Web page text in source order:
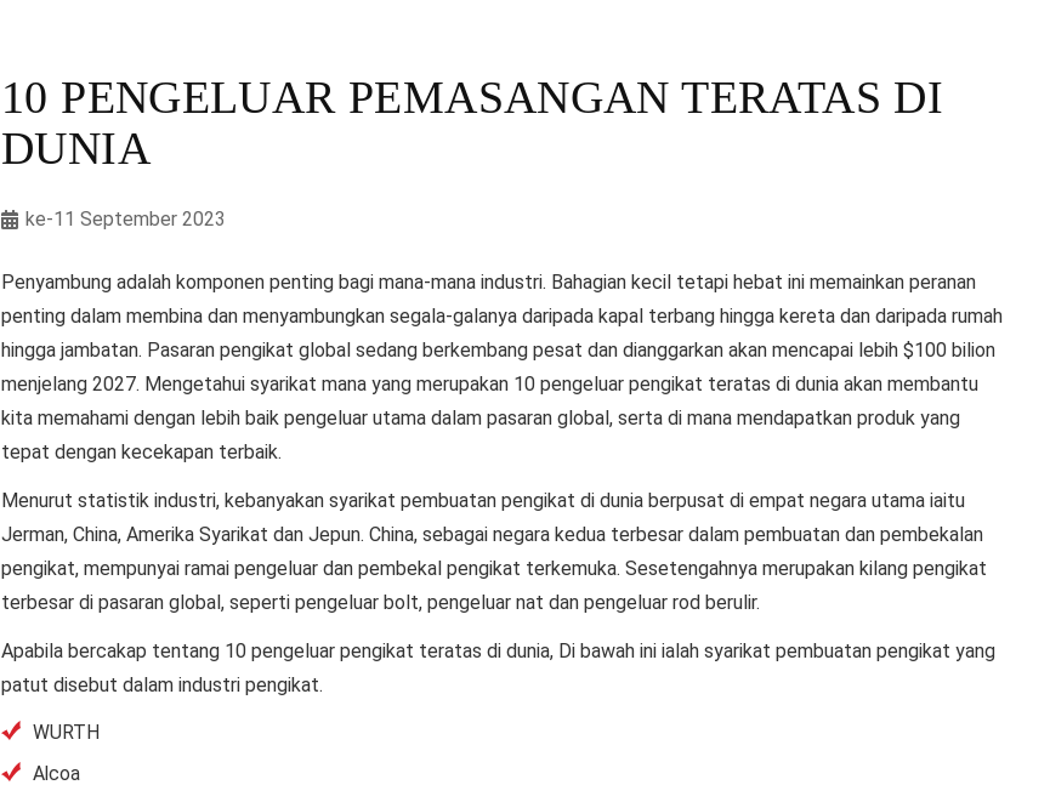
10 PENGELUAR PEMASANGAN TERATAS DI
DUNIA
ke-11 September 2023
Penyambung adalah komponen penting bagi mana-mana industri. Bahagian kecil tetapi hebat ini memainkan peranan
penting dalam membina dan menyambungkan segala-galanya daripada kapal terbang hingga kereta dan daripada rumah
hingga jambatan. Pasaran pengikat global sedang berkembang pesat dan dianggarkan akan mencapai lebih $100 bilion
menjelang 2027. Mengetahui syarikat mana yang merupakan 10 pengeluar pengikat teratas di dunia akan membantu
kita memahami dengan lebih baik pengeluar utama dalam pasaran global, serta di mana mendapatkan produk yang
tepat dengan kecekapan terbaik.
Menurut statistik industri, kebanyakan syarikat pembuatan pengikat di dunia berpusat di empat negara utama iaitu
Jerman, China, Amerika Syarikat dan Jepun. China, sebagai negara kedua terbesar dalam pembuatan dan pembekalan
pengikat, mempunyai ramai pengeluar dan pembekal pengikat terkemuka. Sesetengahnya merupakan kilang pengikat
terbesar di pasaran global, seperti pengeluar bolt, pengeluar nat dan pengeluar rod berulir.
Apabila bercakap tentang 10 pengeluar pengikat teratas di dunia, Di bawah ini ialah syarikat pembuatan pengikat yang
patut disebut dalam industri pengikat.
WURTH
Alcoa